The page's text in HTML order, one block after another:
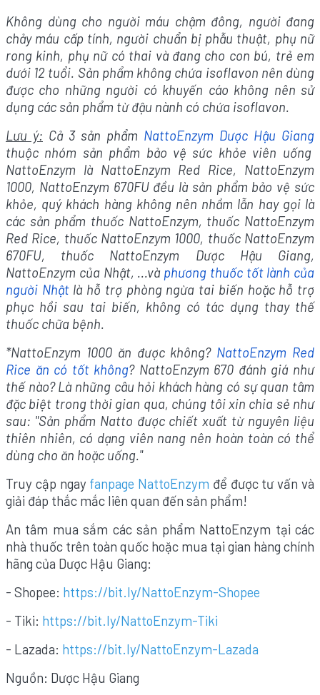
Không dùng cho người máu chậm đông, người đang
chảy máu cấp tính, người chuẩn bị phẫu thuật, phụ nữ
rong kinh, phụ nữ có thai và đang cho con bú, trẻ em
dưới 12 tuổi. Sản phẩm không chứa isoflavon nên dùng
được cho những người có khuyến cáo không nên sử
dụng các sản phẩm từ đậu nành có chứa isoflavon.
Lưu ý: Cả 3 sản phẩm NattoEnzym Dược Hậu Giang
thuộc nhóm sản phẩm bảo vệ sức khỏe viên uống
NattoEnzym là NattoEnzym Red Rice, NattoEnzym
1000, NattoEnzym 670FU đều là sản phẩm bảo vệ sức
khỏe, quý khách hàng không nên nhầm lẫn hay gọi là
các sản phẩm thuốc NattoEnzym, thuốc NattoEnzym
Red Rice, thuốc NattoEnzym 1000, thuốc NattoEnzym
670FU, thuốc NattoEnzym Dược Hậu Giang,
NattoEnzym của Nhật, ...và phương thuốc tốt lành của
người Nhậtlà hỗ trợ phòng ngừa tai biến hoặc hỗ trợ
phục hồi sau tai biến, không có tác dụng thay thế
thuốc chữa bệnh.
*NattoEnzym 1000 ăn được không? NattoEnzym Red
Rice ăn có tốt không? NattoEnzym 670 đánh giá như
thế nào? Là những câu hỏi khách hàng có sự quan tâm
đặc biệt trong thời gian qua, chúng tôi xin chia sẻ như
sau: "Sản phẩm Natto được chiết xuất từ nguyên liệu
thiên nhiên, có dạng viên nang nên hoàn toàn có thể
dùng cho ăn hoặc uống."
Truy cập ngay fanpage NattoEnzym để được tư vấn và
giải đáp thắc mắc liên quan đến sản phẩm!
An tâm mua sắm các sản phẩm NattoEnzym tại các
nhà thuốc trên toàn quốc hoặc mua tại gian hàng chính
hãng của Dược Hậu Giang:
- Shopee: https://bit.ly/NattoEnzym-Shopee
- Tiki: https://bit.ly/NattoEnzym-Tiki
- Lazada: https://bit.ly/NattoEnzym-Lazada
Nguồn: Dược Hậu Giang